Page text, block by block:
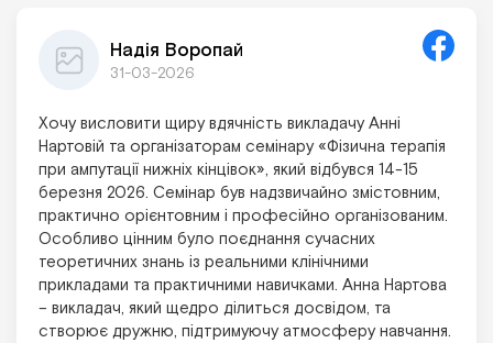
Надія Воропай
31-03-2026
Хочу висловити щиру вдячність викладачу Анні
Нартовій та організаторам семінару «Фізична терапія
при ампутації нижніх кінцівок», який відбувся 14-15
березня 2026. Семінар був надзвичайно змістовним,
практично орієнтовним і професійно організованим.
Особливо цінним було поєднання сучасних
теоретичних знань із реальними клінічними
прикладами та практичними навичками. Анна Нартова
– викладач, який щедро ділиться досвідом, та
створює дружню, підтримуючу атмосферу навчання.